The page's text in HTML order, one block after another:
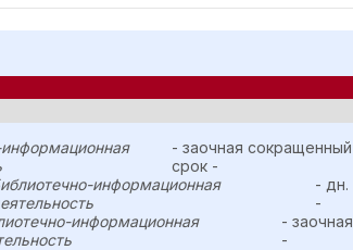
- заочная сокращенный
срок -
информационная
- дн.
-
информационная
- заочная
-